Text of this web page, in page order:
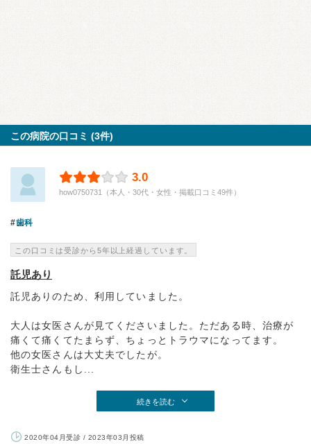
この病院の口コミ (3件)
3.0
how0750731（本人・30代・女性・掲載口コミ49件）
歯科
この口コミは受診から5年以上経過しています。
託児あり
託児ありのため、利用していました。
大人は女医さんが見てくださいました。ただある時、治療が
痛くて痛くてたまらず、ちょっとトラウマになってます。
他の女医さんは大丈夫でしたが。
衛生士さんもし...
続きを読む
2020年04月受診 / 2023年03月投稿